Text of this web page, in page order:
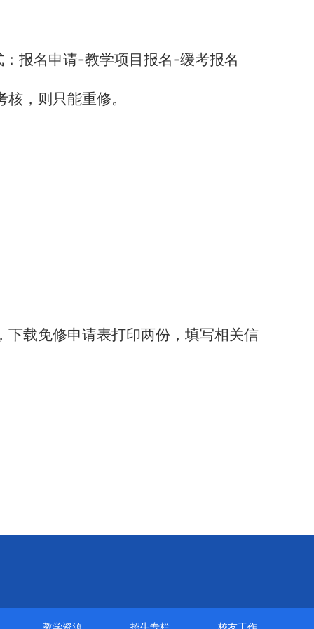
：报名申请-教学项目报名-缓考报名
，则只能重修。
下载免修申请表打印两份，填写相关信
教学资源 招生专栏 校友工作